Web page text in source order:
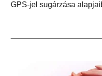
GPS-jel sugárzása